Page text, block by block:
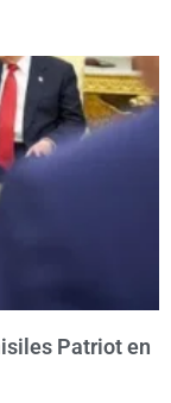
Patriot en